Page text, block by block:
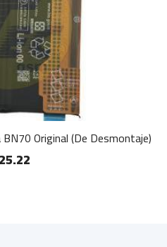
Original (De Desmontaje)